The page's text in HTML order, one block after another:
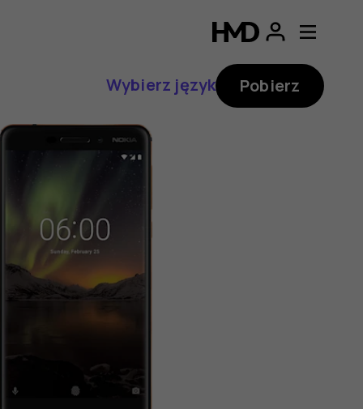
Wybierz język Pobierz